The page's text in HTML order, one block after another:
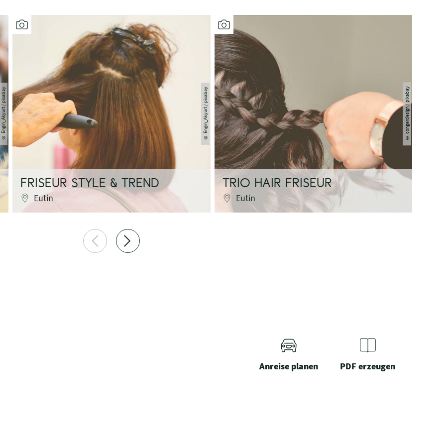
©
Engin_Akyurt / pixabay
FRISEUR STYLE & TREND
Eutin
©
Engin_Akyurt / pixabay
TRIO HAIR FRISEUR
Eutin
©
congerdesign / pixabay
Anreise planen PDF erzeugen